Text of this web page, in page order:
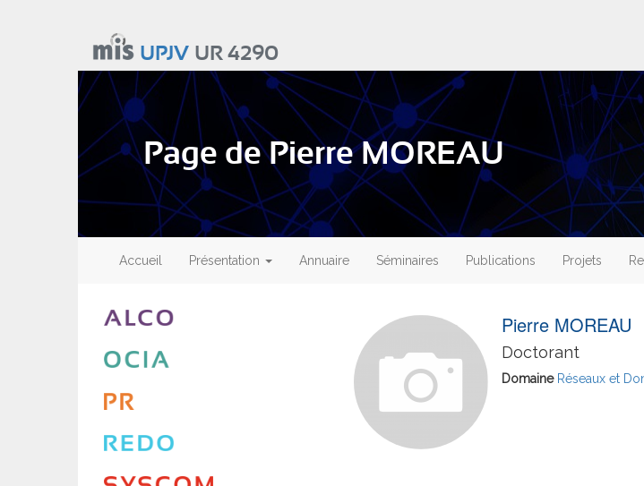
UPJVUR 4290
Page de Pierre MOREAU
Main
navigation
Accueil Présentation Annuaire Séminaires Publications Projets
Pierre MOREAU
Doctorant
Domaine Réseaux et